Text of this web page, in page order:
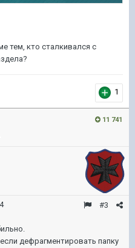
тем, кто сталкивался с
1
11 741
#3
дефрагментировать папку